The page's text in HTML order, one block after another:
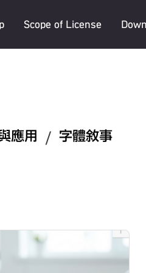
Scope of License
應用 / 字體敘事